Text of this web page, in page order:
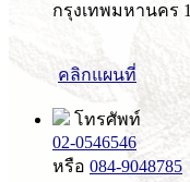
กรุงเทพมหานคร
คลิกแผนที่
โทรศัพท์
02-0546546
หรือ 084-9048785